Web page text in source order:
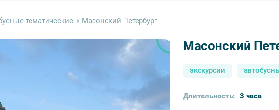
тематические Масонский Петербург
Масонский
экскурсии
Длительность: 3 часа